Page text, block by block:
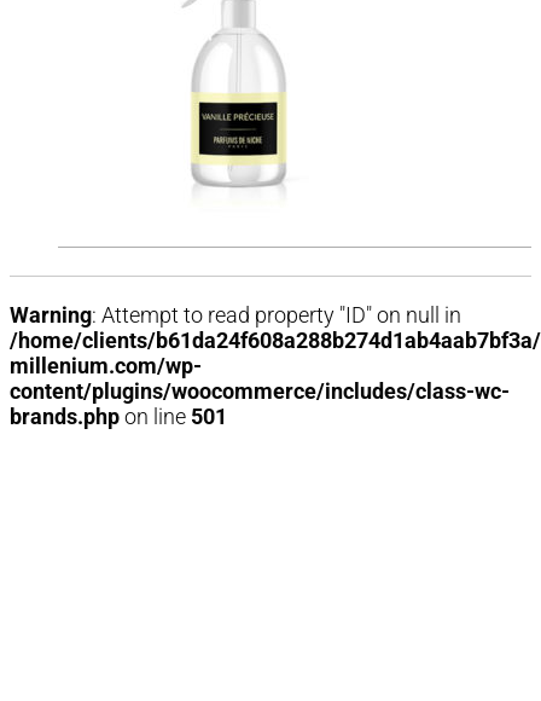
Warning: Attempt to read property "ID" on null in
/home/clients/
millenium.com/wp-
content/plugins/woocommerce/includes/class-wc-
brands.phpon line 501